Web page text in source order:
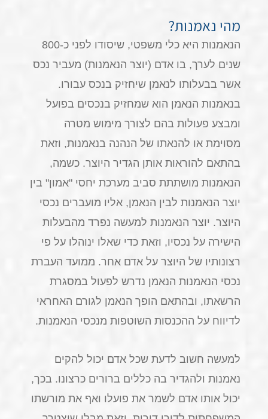
מהי נאמנות?
הנאמנות היא כלי משפטי, שיסודו לפני כ-800
שנים לערך, בו אדם (יוצר הנאמנות) מעביר נכס
אשר בבעלותו לנאמן שיחזיק בנכס עבורו.
בנאמנות הנאמן הוא שמחזיק בנכסים בפועל
ומבצע פעולות בהם לצורך מימוש מטרה
מסוימת או להנאתו של הנהנה בנאמנות, וזאת
בהתאם להוראות אותן הגדיר היוצר. כשמה,
הנאמנות מושתתת סביב מערכת יחסי "אמון" בין
יוצר הנאמנות לבין הנאמן, אליו מועברים נכסי
היוצר. יוצר הנאמנות למעשה נפרד מהבעלות
הישירה על נכסיו, וזאת כדי שאלו ינוהלו על פי
רצונותיו של היוצר על אדם אחר. ממועד העברת
נכסי הנאמנות הנאמן נדרש לפעול במסגרת
הרשאתו, ובהתאם הופך הנאמן לגורם האחראי
לדיווח על ההכנסות השוטפות מנכסי הנאמנות.
למעשה חשוב לדעת שכל אדם יכול להקים
נאמנות ולהגדיר בה כללים ברורים כרצונו. בכך,
יכול אותו אדם לשמר את פועלו ואף את מורשתו